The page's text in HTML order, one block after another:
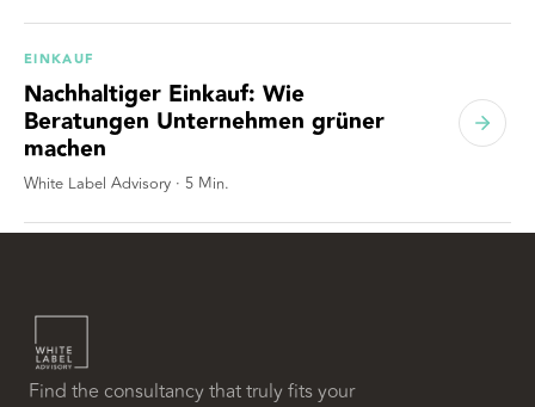
EINKAUF
Nachhaltiger Einkauf: Wie
Beratungen Unternehmen grüner
machen
White Label Advisory · 5 Min.
Find the consultancy that truly fits your